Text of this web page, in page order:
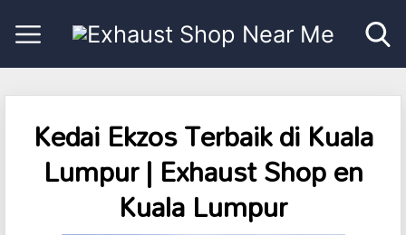
Kedai Ekzos Terbaik di Kuala
Lumpur | Exhaust Shop en
Kuala Lumpur